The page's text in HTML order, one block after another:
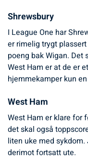
Shrewsbury
I League One har
er rimelig trygt
poeng bak Wigan. Det
West Ham er at de er
hjemmekamper kun
West Ham
West Ham er klare for
det skal også
liten uke med
derimot fortsatt ute.